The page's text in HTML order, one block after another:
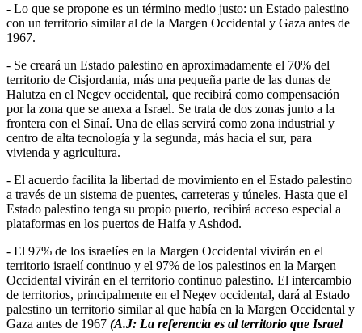
- Lo que se propone es un término medio justo: un Estado palestino
con un territorio similar al de la Margen Occidental y Gaza antes de
1967.
- Se creará un Estado palestino en aproximadamente el 70% del
territorio de Cisjordania, más una pequeña parte de las dunas de
Halutza en el Negev occidental, que recibirá como compensación
por la zona que se anexa a Israel. Se trata de dos zonas junto a la
frontera con el Sinaí. Una de ellas servirá como zona industrial y
centro de alta tecnología y la segunda, más hacia el sur, para
vivienda y agricultura.
- El acuerdo facilita la libertad de movimiento en el Estado palestino
a través de un sistema de puentes, carreteras y túneles. Hasta que el
Estado palestino tenga su propio puerto, recibirá acceso especial a
plataformas en los puertos de Haifa y Ashdod.
- El 97% de los israelíes en la Margen Occidental vivirán en el
territorio israelí continuo y el 97% de los palestinos en la Margen
Occidental vivirán en el territorio continuo palestino. El intercambio
de territorios, principalmente en el Negev occidental, dará al Estado
palestino un territorio similar al que había en la Margen Occidental y
Gaza antes de 1967 (A.J: La referencia es al territorio que Israel